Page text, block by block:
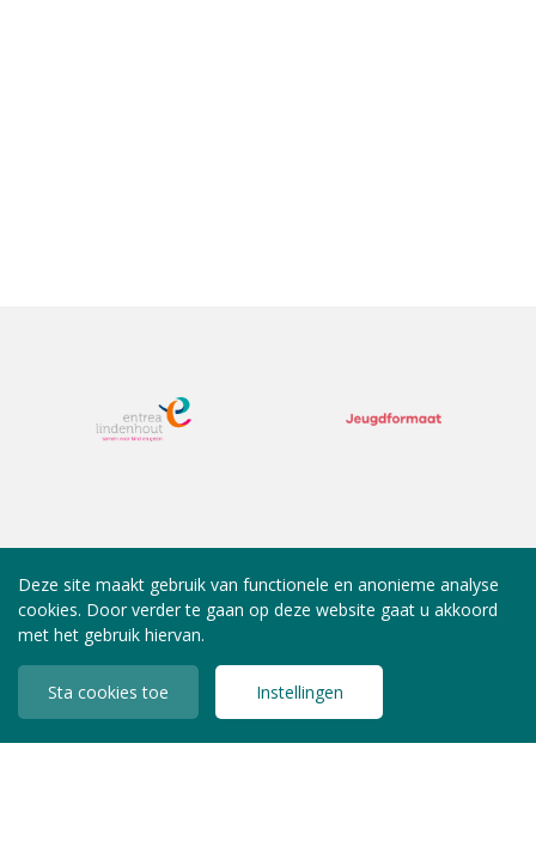
Deze site maakt gebruik van functionele en anonieme analyse
cookies. Door verder te gaan op deze website gaat u akkoord
met het gebruik hiervan.
Sta cookies toe Instellingen